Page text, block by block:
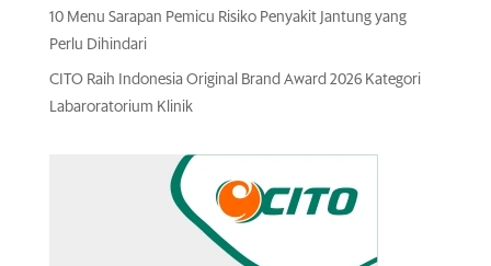
10 Menu Sarapan Pemicu Risiko Penyakit Jantung yang
Perlu Dihindari
CITO Raih Indonesia Original Brand Award 2026 Kategori
Labaroratorium Klinik